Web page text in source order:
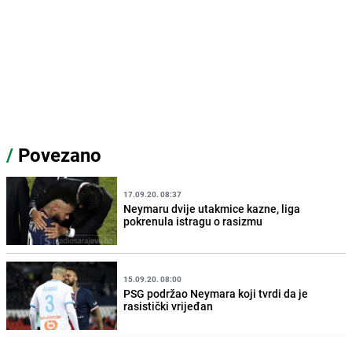
/ Povezano
17.09.20. 08:37
Neymaru dvije utakmice kazne, liga
pokrenula istragu o rasizmu
15.09.20. 08:00
PSG podržao Neymara koji tvrdi da je
rasistički vrijeđan